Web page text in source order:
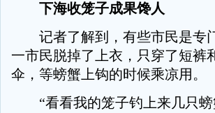
下海收笼子成果馋人
记者了解到，有些市民是专
一市民脱掉了上衣，只穿了短裤
伞，等螃蟹上钩的时候乘凉用。
“看看我的笼子钓上来几只螃